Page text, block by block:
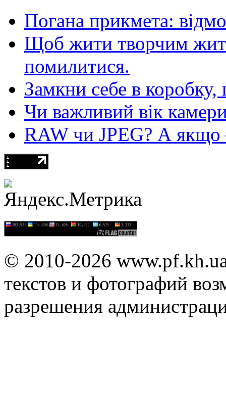
Погана прикмета:
Щоб жити творчим
помилитися.
Замкни себе в
Чи важливий вік
RAW чи JPEG? А якщо
© 2010-2026
текстов и фотографий
разрешения